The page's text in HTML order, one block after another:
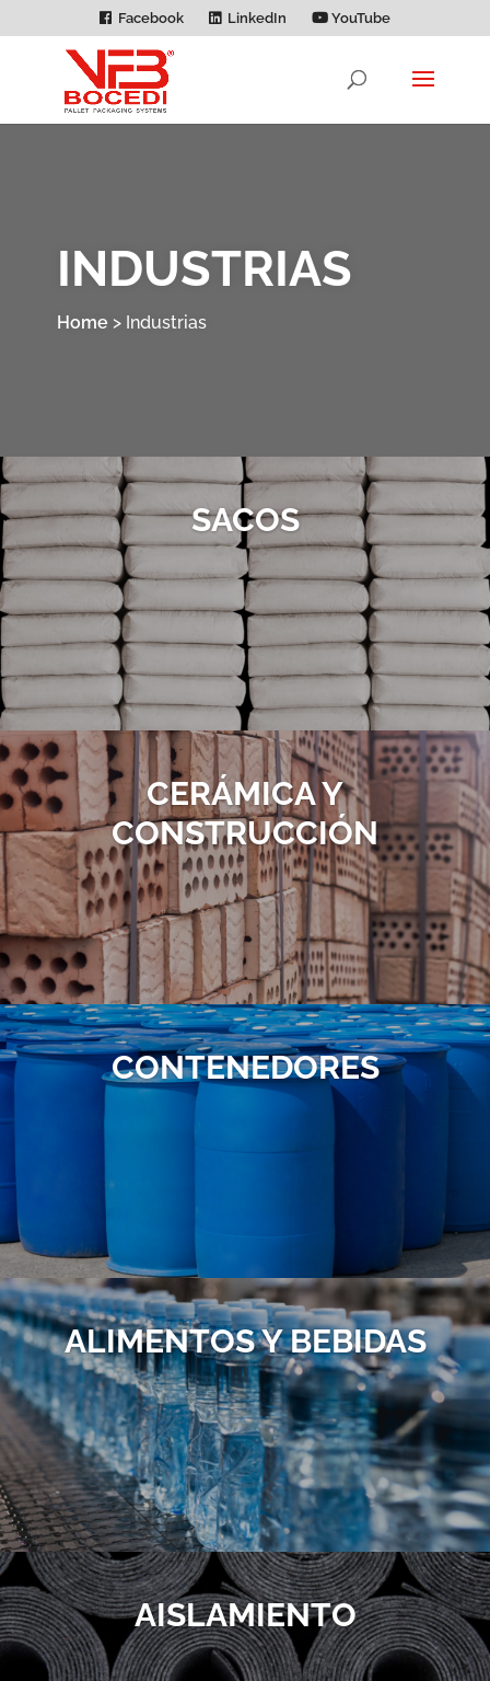
Facebook LinkedIn YouTube
INDUSTRIAS
Home > Industrias
SACOS
CERÁMICA Y
CONSTRUCCIÓN
CONTENEDORES
ALIMENTOS Y BEBIDAS
AISLAMIENTO